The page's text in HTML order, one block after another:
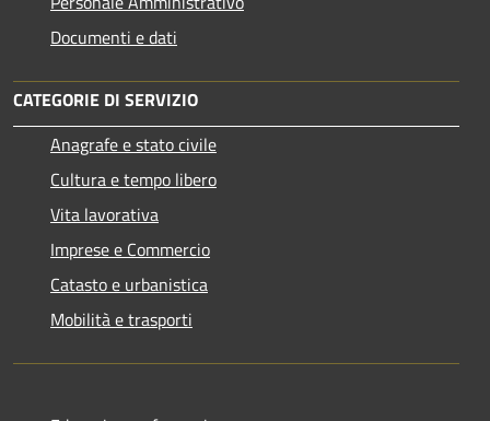
Documenti e dati
CATEGORIE DI SERVIZIO
Anagrafe e stato civile
Cultura e tempo libero
Vita lavorativa
Imprese e Commercio
Catasto e urbanistica
Mobilità e trasporti